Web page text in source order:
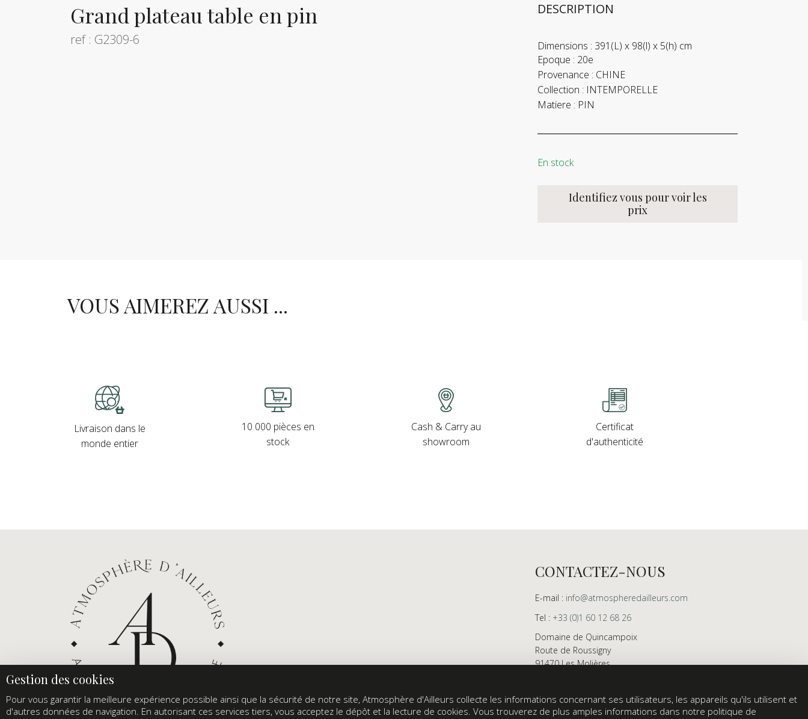
Grand plateau table en pin
ref : G2309-6
DESCRIPTION
Dimensions : 391(L) x 98(l) x 5(h) cm
Epoque : 20e
Provenance : CHINE
Collection : INTEMPORELLE
Matiere : PIN
En stock
Identifiez vous pour voir les
prix
VOUS AIMEREZ AUSSI ...
Livraison dans le
monde entier
10 000 pièces en
stock
Cash & Carry au
showroom
Certificat
d'authenticité
CONTACTEZ-NOUS
E-mail : info@atmospheredailleurs.com
Tel : +33 (0)1 60 12 68 26
Domaine de Quincampoix
Route de Roussigny
91470 Les Molières
Showroom ouvert aux professionnels sur rendez-
vous uniquement
Pour vous garantir la meilleure expérience possible ainsi que la sécurité de notre site, Atmosphère d'Ailleurs collecte les informations concernant ses utilisateurs, les appareils qu'ils utilisent et
d'autres données de navigation. En autorisant ces services tiers, vous acceptez le dépôt et la lecture de cookies. Vous trouverez de plus amples informations dans notre politique de